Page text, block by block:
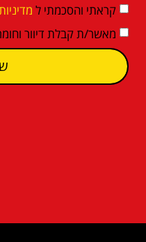
קראתי והסכמתי ל
מאשר/ת קבלת דיוור